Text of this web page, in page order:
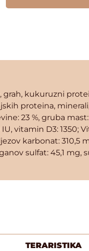
kukuruzni
proteina,
23 %, gruba mast:
vitamin D3: 1350;
karbonat: 310,5
sulfat: 45,1 mg,
TERARISTIKA